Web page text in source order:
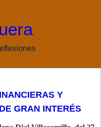
Y
GRAN INTERÉS